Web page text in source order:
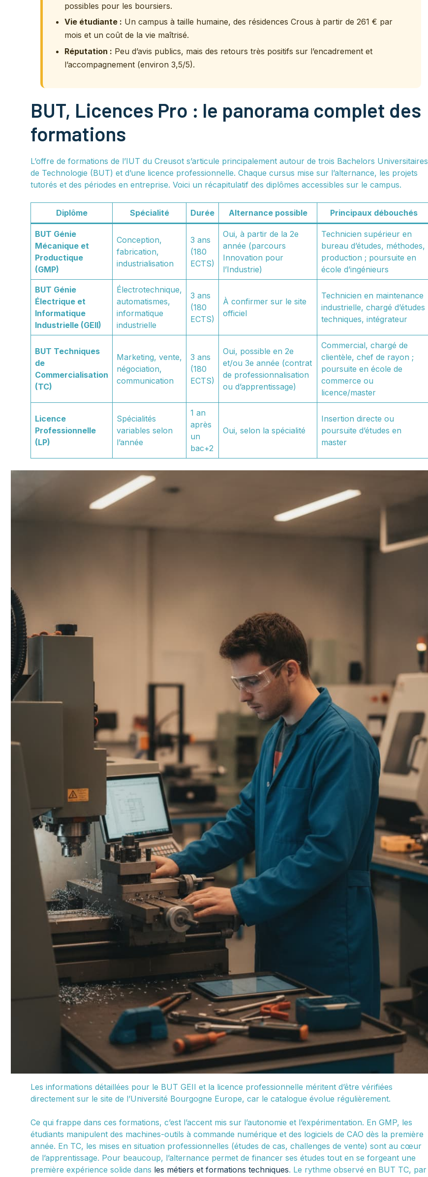
possibles pour les boursiers.
Vie étudiante : Un campus à taille humaine, des résidences Crous à partir de 261 € par
mois et un coût de la vie maîtrisé.
Réputation : Peu d’avis publics, mais des retours très positifs sur l’encadrement et
l’accompagnement (environ 3,5/5).
BUT, Licences Pro : le panorama complet des
formations
L’offre de formations de l’IUT du Creusot s’articule principalement autour de trois Bachelors Universitaires
de Technologie (BUT) et d’une licence professionnelle. Chaque cursus mise sur l’alternance, les projets
tutorés et des périodes en entreprise. Voici un récapitulatif des diplômes accessibles sur le campus.
Diplôme Spécialité Durée Alternance possible Principaux débouchés
BUT Génie
Mécanique et
Productique
(GMP)
Conception,
fabrication,
industrialisation
3 ans
(180
ECTS)
Oui, à partir de la 2e
année (parcours
Innovation pour
l’Industrie)
Technicien supérieur en
bureau d’études, méthodes,
production ; poursuite en
école d’ingénieurs
BUT Génie
Électrique et
Informatique
Industrielle (GEII)
Électrotechnique,
automatismes,
informatique
industrielle
3 ans
(180
ECTS)
À confirmer sur le site
officiel
Technicien en maintenance
industrielle, chargé d’études
techniques, intégrateur
BUT Techniques
de
Commercialisation
(TC)
Marketing, vente,
négociation,
communication
3 ans
(180
ECTS)
Oui, possible en 2e
et/ou 3e année (contrat
de professionnalisation
ou d’apprentissage)
Commercial, chargé de
clientèle, chef de rayon ;
poursuite en école de
commerce ou
licence/master
Licence
Professionnelle
(LP)
Spécialités
variables selon
l’année
1 an
après
un
bac+2
Oui, selon la spécialité
Insertion directe ou
poursuite d’études en
master
Les informations détaillées pour le BUT GEII et la licence professionnelle méritent d’être vérifiées
directement sur le site de l’Université Bourgogne Europe, car le catalogue évolue régulièrement.
Ce qui frappe dans ces formations, c’est l’accent mis sur l’autonomie et l’expérimentation. En GMP, les
étudiants manipulent des machines-outils à commande numérique et des logiciels de CAO dès la première
année. En TC, les mises en situation professionnelles (études de cas, challenges de vente) sont au cœur
de l’apprentissage. Pour beaucoup, l’alternance permet de financer ses études tout en se forgeant une
première expérience solide dans les métiers et formations techniques. Le rythme observé en BUT TC, par